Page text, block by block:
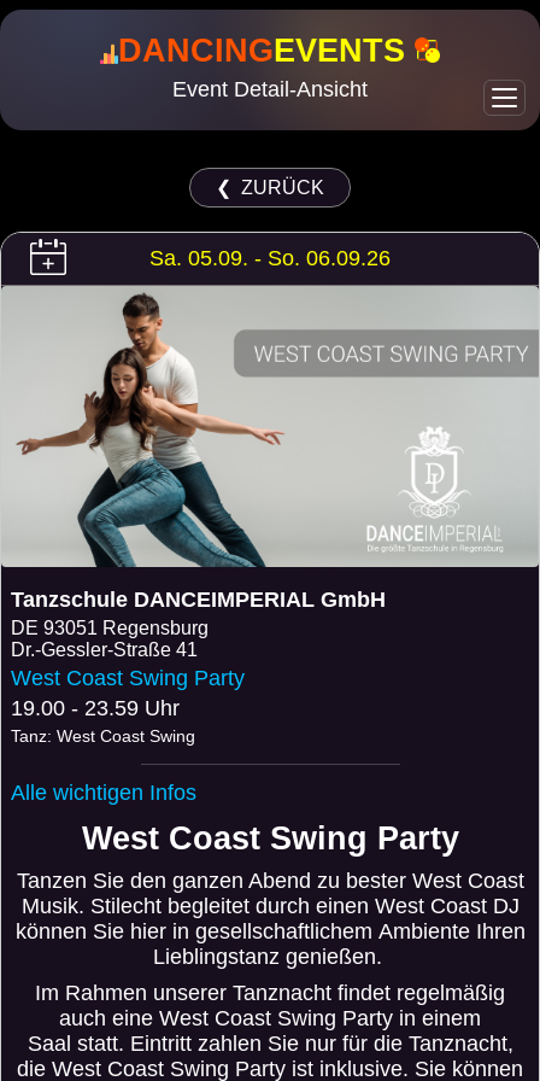
DANCINGEVENTS
Event Detail-Ansicht
❮ ZURÜCK
Sa. 05.09. - So. 06.09.26
Tanzschule DANCEIMPERIAL GmbH
DE 93051 Regensburg
Dr.-Gessler-Straße 41
West Coast Swing Party
19.00 - 23.59 Uhr
Tanz: West Coast Swing
Alle wichtigen Infos
West Coast Swing Party
Tanzen Sie den ganzen Abend zu bester West Coast
Musik. Stilecht begleitet durch einen West Coast DJ
können Sie hier in gesellschaftlichem Ambiente Ihren
Lieblingstanz genießen.
Im Rahmen unserer Tanznacht findet regelmäßig
auch eine West Coast Swing Party in einem
Saal statt. Eintritt zahlen Sie nur für die Tanznacht,
die West Coast Swing Party ist inklusive. Sie können